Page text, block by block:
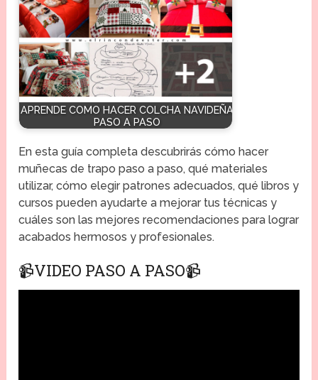
APRENDE COMO HACER COLCHA NAVIDEÑA
PASO A PASO
En esta guía completa descubrirás cómo hacer
muñecas de trapo paso a paso, qué materiales
utilizar, cómo elegir patrones adecuados, qué libros y
cursos pueden ayudarte a mejorar tus técnicas y
cuáles son las mejores recomendaciones para lograr
acabados hermosos y profesionales.
📹VIDEO PASO A PASO📹